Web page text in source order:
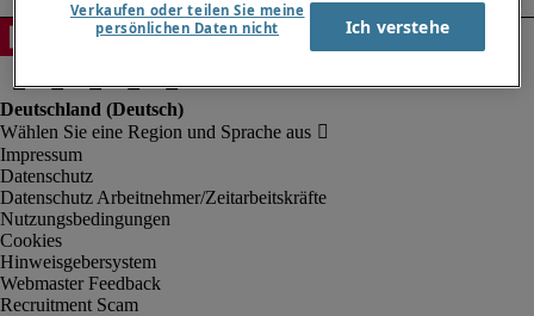
Impressum
Datenschutz
Datenschutz Arbeitnehmer/Zeitarbeitskräfte
Nutzungsbedingungen
Cookies
Hinweisgebersystem
Webmaster Feedback
Recruitment Scam
Verkaufen oder teilen Sie meine
persönlichen Daten nicht
Ich verstehe